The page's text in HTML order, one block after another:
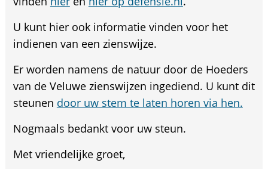
U kunt hier ook informatie vinden voor het
indienen van een zienswijze.
Er worden namens de natuur door de Hoeders
van de Veluwe zienswijzen ingediend. U kunt dit
steunen door uw stem te laten horen via hen.
Nogmaals bedankt voor uw steun.
Met vriendelijke groet,